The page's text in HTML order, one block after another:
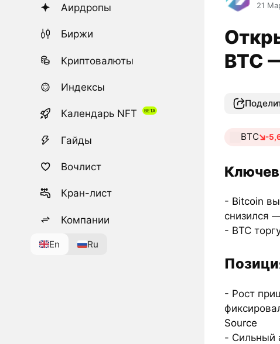
Аирдропы
Биржи
Криптовалюты
Индексы
Календарь NFT
Гайды
Вочлист
Кран-лист
Компании
En Ru
21
BTC
BTC -
- Bitcoin
снизился
- BTC
- Рост
Source
- Сильный